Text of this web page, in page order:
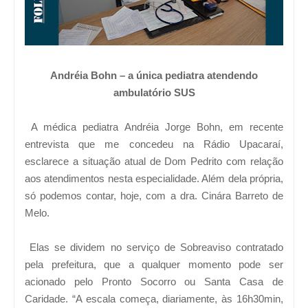
Andréia Bohn – a única pediatra atendendo
ambulatório SUS
A médica pediatra Andréia Jorge Bohn, em recente
entrevista que me concedeu na Rádio Upacaraí,
esclarece a situação atual de Dom Pedrito com relação
aos atendimentos nesta especialidade. Além dela própria,
só podemos contar, hoje, com a dra. Cinára Barreto de
Melo.
Elas se dividem no serviço de Sobreaviso contratado
pela prefeitura, que a qualquer momento pode ser
acionado pelo Pronto Socorro ou Santa Casa de
Caridade. “A escala começa, diariamente, às 16h30min,